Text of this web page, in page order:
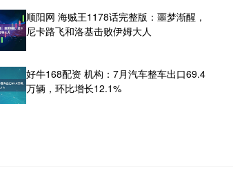
顺阳网 海贼王1178话完整版：噩梦渐醒，
尼卡路飞和洛基击败伊姆大人
好牛168配资 机构：7月汽车整车出口69.4
万辆，环比增长12.1%